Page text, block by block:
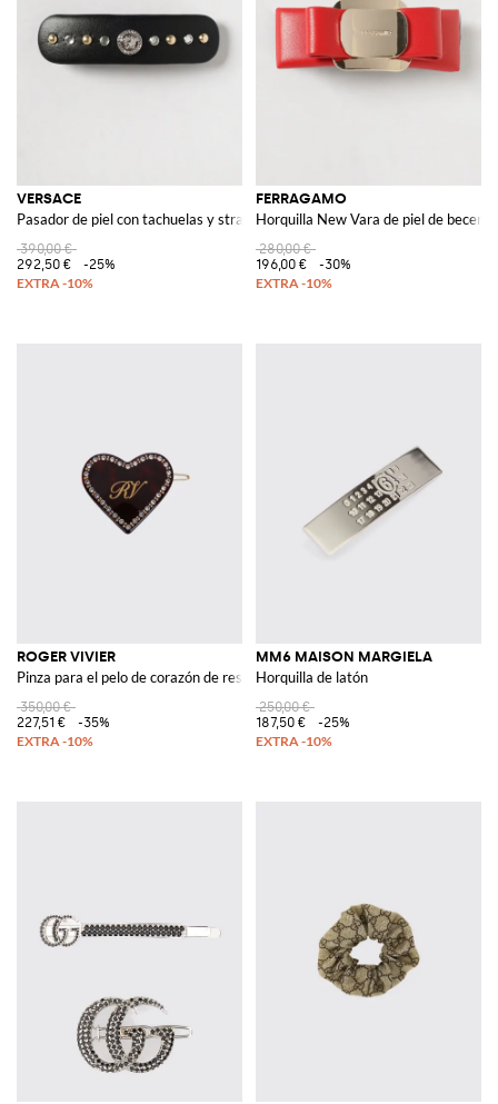
VERSACE
Pasador de piel con tachuelas y strass
390,00 €
292,50 €
-25%
FERRAGAMO
Horquilla New Vara de piel de becerro
280,00 €
196,00 €
-30%
ROGER VIVIER
Pinza para el pelo de corazón de resina con strass
350,00 €
227,51 €
-35%
MM6 MAISON MARGIELA
Horquilla de latón
250,00 €
187,50 €
-25%